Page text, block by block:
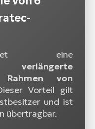
eine
verlängerte
von
Vorteil gilt
und ist
übertragbar.